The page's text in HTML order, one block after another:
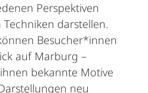
Perspektiven
darstellen.
Besucher*innen
auf Marburg –
bekannte Motive
neu